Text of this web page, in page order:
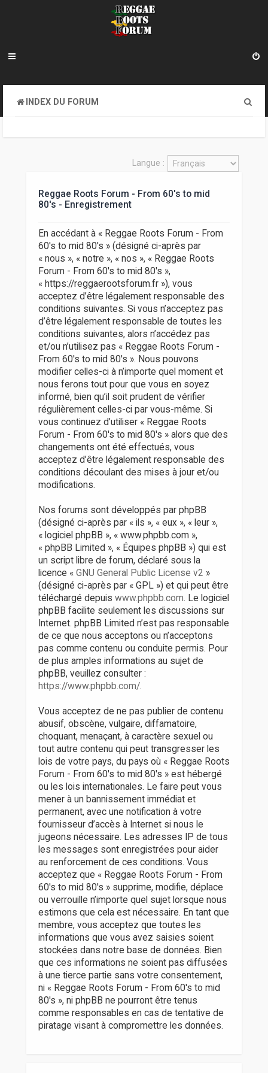
INDEX DU FORUM
Langue :
Reggae Roots Forum - From 60's to mid
80's - Enregistrement
En accédant à « Reggae Roots Forum - From
60's to mid 80's » (désigné ci-après par
« nous », « notre », « nos », « Reggae Roots
Forum - From 60's to mid 80's »,
« https://reggaerootsforum.fr »), vous
acceptez d’être légalement responsable des
conditions suivantes. Si vous n’acceptez pas
d’être légalement responsable de toutes les
conditions suivantes, alors n’accédez pas
et/ou n’utilisez pas « Reggae Roots Forum -
From 60's to mid 80's ». Nous pouvons
modifier celles-ci à n’importe quel moment et
nous ferons tout pour que vous en soyez
informé, bien qu’il soit prudent de vérifier
régulièrement celles-ci par vous-même. Si
vous continuez d’utiliser « Reggae Roots
Forum - From 60's to mid 80's » alors que des
changements ont été effectués, vous
acceptez d’être légalement responsable des
conditions découlant des mises à jour et/ou
modifications.
Nos forums sont développés par phpBB
(désigné ci-après par « ils », « eux », « leur »,
« logiciel phpBB », « www.phpbb.com »,
« phpBB Limited », « Équipes phpBB ») qui est
un script libre de forum, déclaré sous la
licence « GNU General Public License v2 »
(désigné ci-après par « GPL ») et qui peut être
téléchargé depuis www.phpbb.com. Le logiciel
phpBB facilite seulement les discussions sur
Internet. phpBB Limited n’est pas responsable
de ce que nous acceptons ou n’acceptons
pas comme contenu ou conduite permis. Pour
de plus amples informations au sujet de
phpBB, veuillez consulter :
https://www.phpbb.com/.
Vous acceptez de ne pas publier de contenu
abusif, obscène, vulgaire, diffamatoire,
choquant, menaçant, à caractère sexuel ou
tout autre contenu qui peut transgresser les
lois de votre pays, du pays où « Reggae Roots
Forum - From 60's to mid 80's » est hébergé
ou les lois internationales. Le faire peut vous
mener à un bannissement immédiat et
permanent, avec une notification à votre
fournisseur d’accès à Internet si nous le
jugeons nécessaire. Les adresses IP de tous
les messages sont enregistrées pour aider
au renforcement de ces conditions. Vous
acceptez que « Reggae Roots Forum - From
60's to mid 80's » supprime, modifie, déplace
ou verrouille n’importe quel sujet lorsque nous
estimons que cela est nécessaire. En tant que
membre, vous acceptez que toutes les
informations que vous avez saisies soient
stockées dans notre base de données. Bien
que ces informations ne soient pas diffusées
à une tierce partie sans votre consentement,
ni « Reggae Roots Forum - From 60's to mid
80's », ni phpBB ne pourront être tenus
comme responsables en cas de tentative de
piratage visant à compromettre les données.